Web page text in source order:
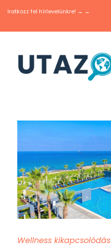
Iratkozz fel hírlevelünkre! → →
Wellness kikapcsolódás